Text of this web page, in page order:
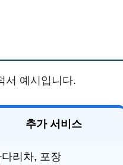
서 예시입니다.
추가 서비스
리차, 포장